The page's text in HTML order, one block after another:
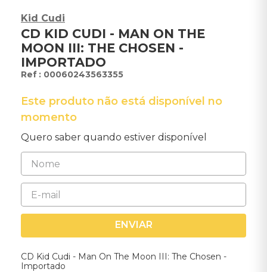
Kid Cudi
CD KID CUDI - MAN ON THE
MOON III: THE CHOSEN -
IMPORTADO
: 00060243563355
Este produto não está disponível no
momento
Quero saber quando estiver disponível
ENVIAR
CD Kid Cudi - Man On The Moon III: The Chosen -
Importado